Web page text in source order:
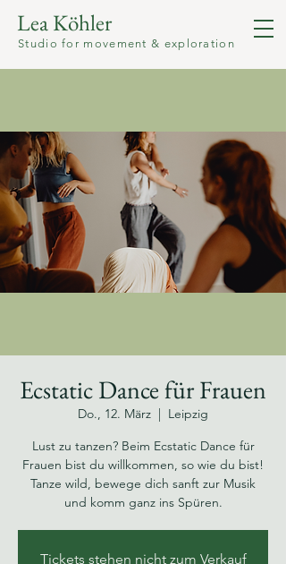
Lea Köhler
Studio for movement & exploration
Ecstatic Dance für Frauen
Do., 12. März
  |
Leipzig
Lust zu tanzen? Beim Ecstatic Dance für
Frauen bist du willkommen, so wie du bist!
Tanze wild, bewege dich sanft zur Musik
und komm ganz ins Spüren.
Tickets stehen nicht zum Verkauf